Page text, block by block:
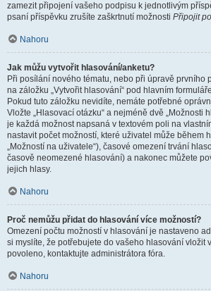
zamezit připojení vašeho podpisu k jednotlivým
psaní příspěvku zrušíte zaškrtnutí možnosti Připojit
Nahoru
Jak můžu vytvořit hlasování/anketu?
Při posílání nového tématu, nebo při úpravě prvního
na záložku „Vytvořit hlasování“ pod hlavním
Pokud tuto záložku nevidíte, nemáte potřebné
Vložte „Hlasovací otázku“ a nejméně dvě „Možnosti
je každá možnost napsaná v textovém poli na
nastavit počet možností, které uživatel může během
„Možností na uživatele“), časové omezení trvání
časově neomezené hlasování) a nakonec můžete
jejich hlasy.
Nahoru
Proč nemůžu přidat do hlasování více možností?
Omezení počtu možností v hlasování je nastaveno
si myslíte, že potřebujete do vašeho hlasování vložit
povoleno, kontaktujte administrátora fóra.
Nahoru